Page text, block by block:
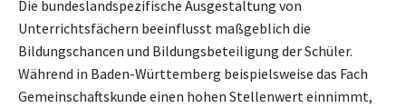
Die bundeslandspezifische Ausgestaltung von
Unterrichtsfächern beeinflusst maßgeblich die
Bildungschancen und Bildungsbeteiligung der Schüler.
Während in Baden-Württemberg beispielsweise das Fach
Gemeinschaftskunde einen hohen Stellenwert einnimmt,